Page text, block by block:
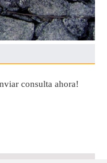
consulta ahora!